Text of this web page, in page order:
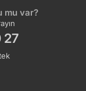
mu var?
27